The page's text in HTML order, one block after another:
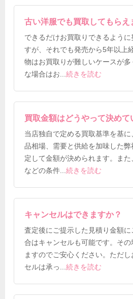
古い洋服でも買取してもらえ
できるだけお買取りできるよう
すが、それでも発売から5年以上
物はお買取りが難しいケースが
な場合はお...続きを読む
買取金額はどうやって決めて
当店独自で定める買取基準を基
品相場、需要と供給を加味した
定して金額が決められます。ま
などの条件 ...続きを読む
キャンセルはできますか？
査定後にご提示した見積り金額
合はキャンセルも可能です。そ
ますのでご安心ください。ただ
セルは承っ
...続きを読む